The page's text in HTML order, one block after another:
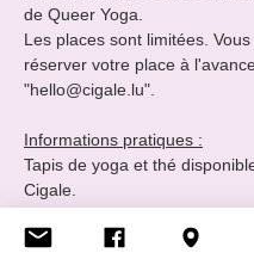
de Queer Yoga.
Les places sont limitées.
réserver votre place à
"hello@cigale.lu".
Informations pratiques :
Tapis de yoga et thé
Cigale.
Où : Centre LGBTIQ+ Cigale